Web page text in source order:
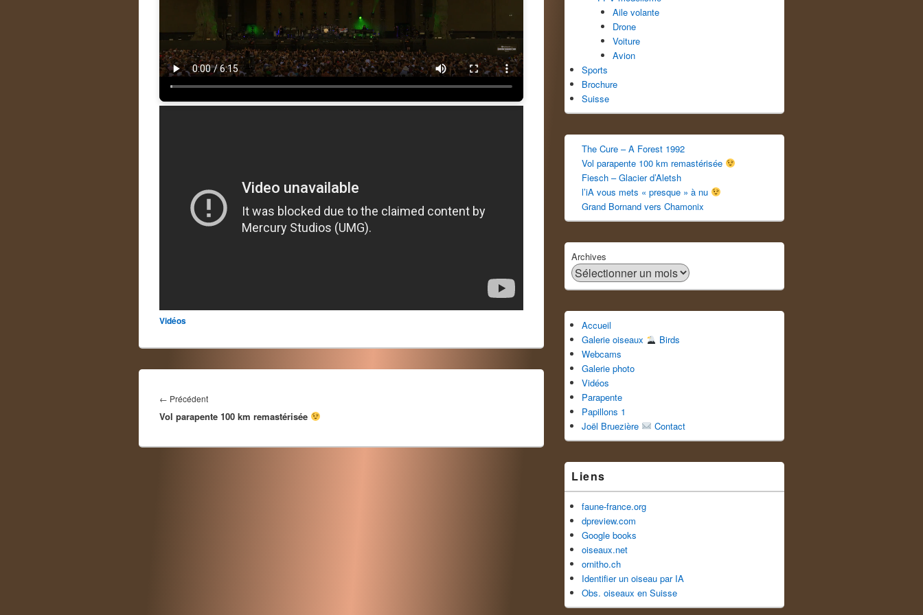
Vidéos
de
l’article
← PrécédentArticle
précédent :
Vol parapente 100 km remastérisée
Aile volante
Drone
Voiture
Avion
Sports
Brochure
Suisse
The Cure – A Forest 1992
Vol parapente 100 km remastérisée
Fiesch – Glacier d’Aletsh
l’iA vous mets « presque » à nu
Grand Bornand vers Chamonix
Archives
Accueil
Galerie oiseaux
Birds
Webcams
Galerie photo
Vidéos
Parapente
Papillons 1
Joël Bruezière
Contact
Liens
faune-france.org
dpreview.com
Google books
oiseaux.net
ornitho.ch
Identifier un oiseau par IA
Obs. oiseaux en Suisse